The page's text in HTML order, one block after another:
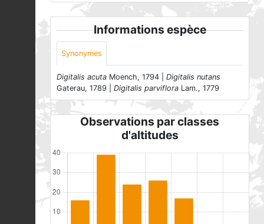
Informations espèce
Synonymes
Digitalis acuta Moench, 1794 | Digitalis nutans
Gaterau, 1789 | Digitalis parviflora Lam., 1779
Observations par classes
d'altitudes